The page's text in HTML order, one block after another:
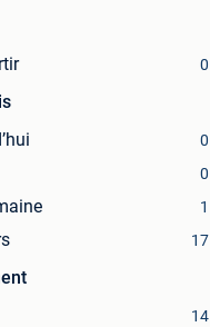
0
0
0
1
17
14